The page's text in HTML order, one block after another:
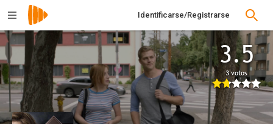
Identificarse/Registrarse
3.5
3 votos